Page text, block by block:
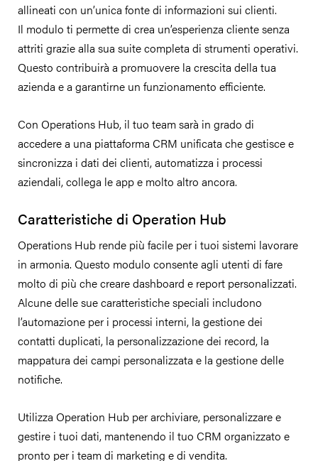
allineati con un’unica fonte di informazioni sui clienti.
Il modulo ti permette di crea un’esperienza cliente senza
attriti grazie alla sua suite completa di strumenti operativi.
Questo contribuirà a promuovere la crescita della tua
azienda e a garantirne un funzionamento efficiente.
Con Operations Hub, il tuo team sarà in grado di
accedere a una piattaforma CRM unificata che gestisce e
sincronizza i dati dei clienti, automatizza i processi
aziendali, collega le app e molto altro ancora.
Caratteristiche di Operation Hub
Operations Hub rende più facile per i tuoi sistemi lavorare
in armonia. Questo modulo consente agli utenti di fare
molto di più che creare dashboard e report personalizzati.
Alcune delle sue caratteristiche speciali includono
l’automazione per i processi interni, la gestione dei
contatti duplicati, la personalizzazione dei record, la
mappatura dei campi personalizzata e la gestione delle
notifiche.
Utilizza Operation Hub per archiviare, personalizzare e
gestire i tuoi dati, mantenendo il tuo CRM organizzato e
pronto per i team di marketing e di vendita.